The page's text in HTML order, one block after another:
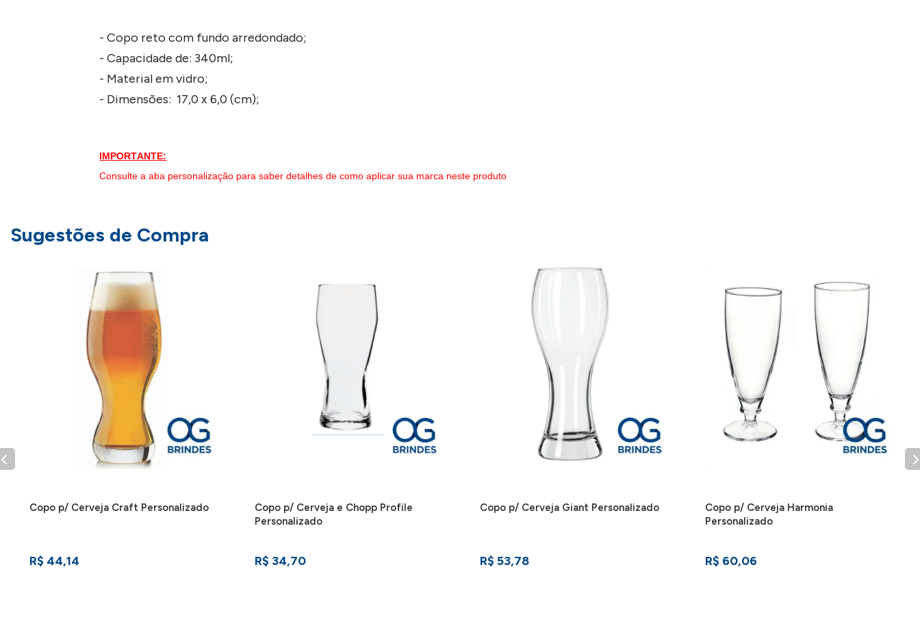
- Copo reto com fundo arredondado;
- Capacidade de: 340ml;
- Material em vidro;
- Dimensões: 17,0 x 6,0 (cm);
IMPORTANTE:
Consulte a aba personalização para saber detalhes de como aplicar sua marca neste produto
Sugestões de Compra
Copo p/ Cerveja Craft Personalizado
R$ 44,14
Copo p/ Cerveja e Chopp Profile
Personalizado
R$ 34,70
Copo p/ Cerveja Giant Personalizado
R$ 53,78
Copo p/ Cerveja Harmonia
Personalizado
R$ 60,06